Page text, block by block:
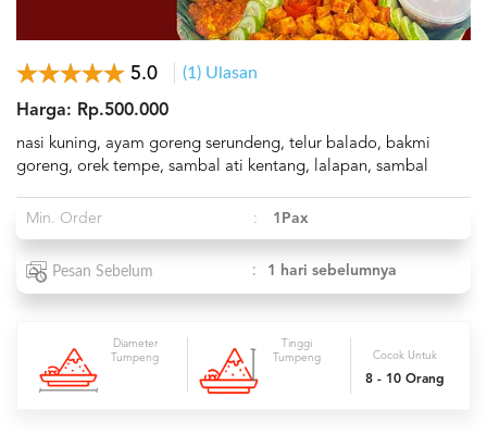
5.0 (1) Ulasan
Harga: Rp.500.000
nasi kuning, ayam goreng serundeng, telur balado, bakmi
goreng, orek tempe, sambal ati kentang, lalapan, sambal
Min. Order : 1Pax
Pesan Sebelum : 1 hari sebelumnya
Diameter
Tumpeng
Tinggi
Tumpeng
Cocok Untuk
8 - 10 Orang